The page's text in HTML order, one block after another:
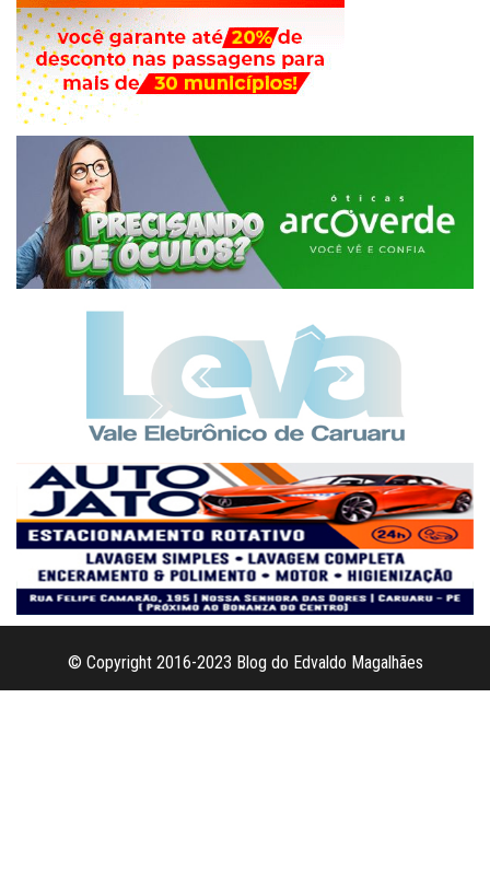
© Copyright 2016-2023 Blog do Edvaldo Magalhães